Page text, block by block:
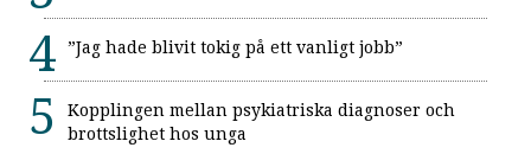
”Jag hade blivit tokig på ett vanligt jobb”
Kopplingen mellan psykiatriska diagnoser och
brottslighet hos unga